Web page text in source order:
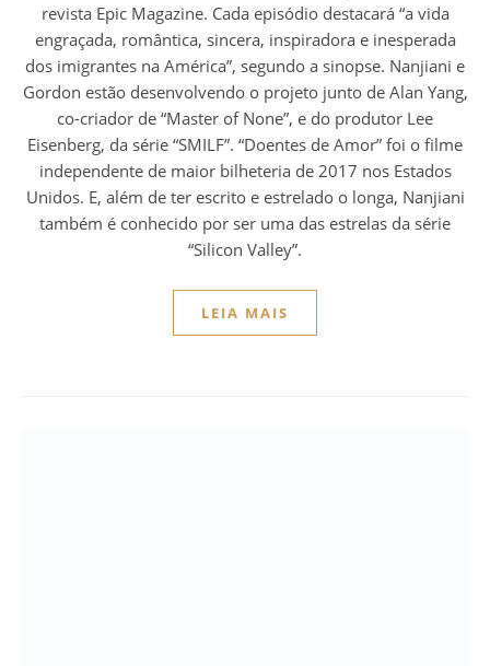
revista Epic Magazine. Cada episódio destacará “a vida
engraçada, romântica, sincera, inspiradora e inesperada
dos imigrantes na América”, segundo a sinopse. Nanjiani e
Gordon estão desenvolvendo o projeto junto de Alan Yang,
co-criador de “Master of None”, e do produtor Lee
Eisenberg, da série “SMILF”. “Doentes de Amor” foi o filme
independente de maior bilheteria de 2017 nos Estados
Unidos. E, além de ter escrito e estrelado o longa, Nanjiani
também é conhecido por ser uma das estrelas da série
“Silicon Valley”.
LEIA MAIS